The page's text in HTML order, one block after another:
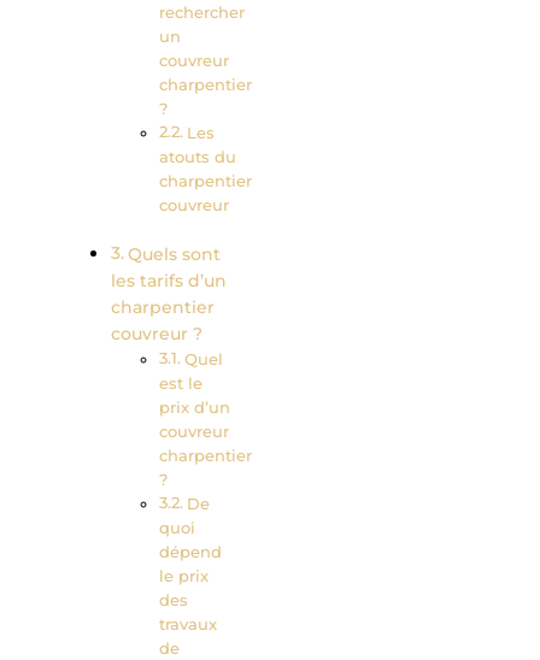
rechercher
un
couvreur
charpentier
?
Les
atouts du
charpentier
couvreur
Quels sont
les tarifs d’un
charpentier
couvreur ?
Quel
est le
prix d’un
couvreur
charpentier
?
De
quoi
dépend
le prix
des
travaux
de